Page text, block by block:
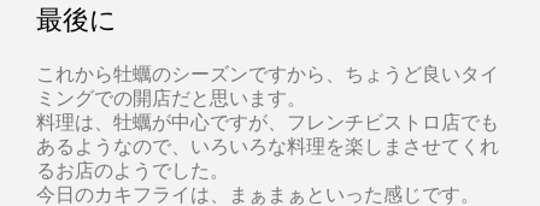
最後に
これから牡蠣のシーズンですから、ちょうど良いタイ
ミングでの開店だと思います。
料理は、牡蠣が中心ですが、フレンチビストロ店でも
あるようなので、いろいろな料理を楽しまさせてくれ
るお店のようでした。
今日のカキフライは、まぁまぁといった感じです。